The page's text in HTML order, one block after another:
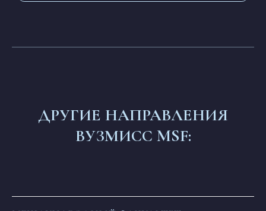
ДРУГИЕ НАПРАВЛЕНИЯ
ВУЗМИСС MSF: